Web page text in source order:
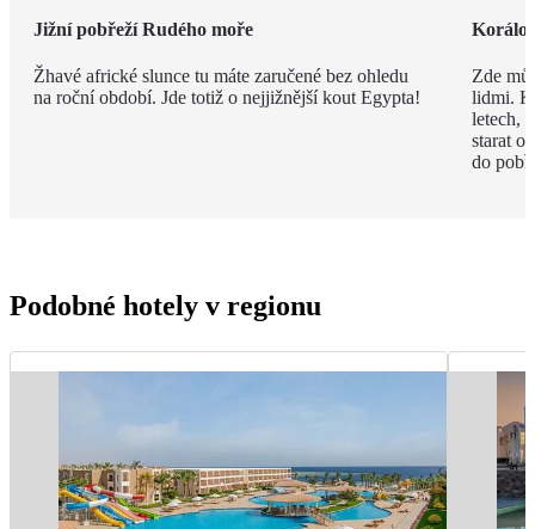
Jižní pobřeží Rudého moře
Žhavé africké slunce tu máte zaručené bez ohledu
na roční období. Jde totiž o nejjižnější kout Egypta!
Zde
lidmi. K
letech,
starat o
do
Podobné hotely v regionu